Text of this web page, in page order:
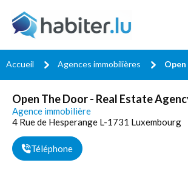
Accueil Agences immobilières
Open The Door - Real Estate
Agence immobilière
4 Rue de Hesperange L-1731 Luxembourg
Téléphone